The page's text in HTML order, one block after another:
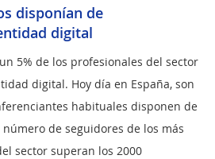
disponían de
digital
5% de los profesionales del sector
digital. Hoy día en España, son
habituales disponen de
de seguidores de los más
sector superan los 2000